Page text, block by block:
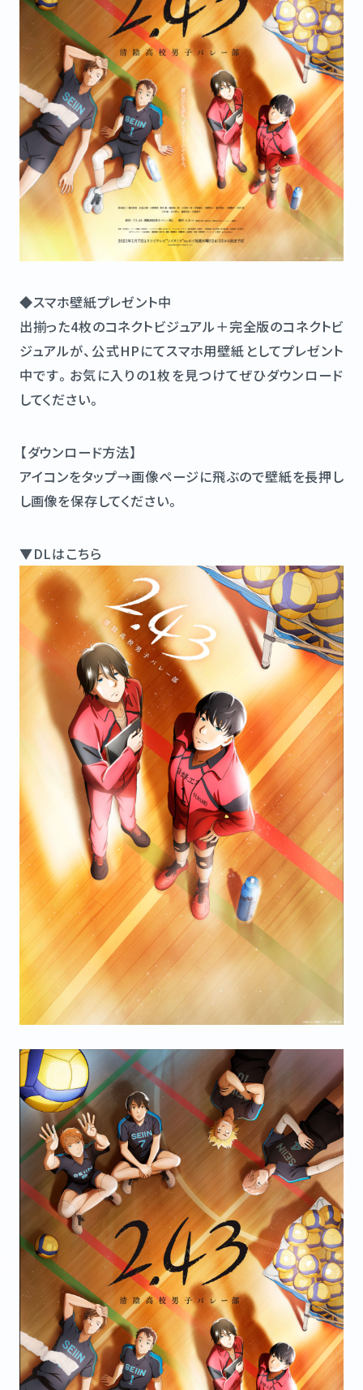
◆スマホ壁紙プレゼント中
出揃った4枚のコネクトビジュアル＋完全版のコネクトビ
ジュアルが、公式HPにてスマホ用壁紙としてプレゼント
中です。お気に入りの1枚を見つけてぜひダウンロード
してください。
【ダウンロード方法】
アイコンをタップ→画像ページに飛ぶので壁紙を長押し
し画像を保存してください。
▼DLはこちら